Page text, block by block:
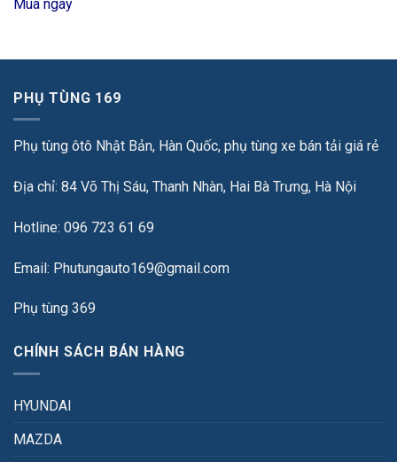
Mua ngay
PHỤ TÙNG 169
Phụ tùng ôtô Nhật Bản, Hàn Quốc, phụ tùng xe bán tải giá rẻ
Địa chỉ: 84 Võ Thị Sáu, Thanh Nhàn, Hai Bà Trưng, Hà Nội
Hotline: 096 723 61 69
Email: Phutungauto169@gmail.com
Phụ tùng 369
CHÍNH SÁCH BÁN HÀNG
HYUNDAI
MAZDA